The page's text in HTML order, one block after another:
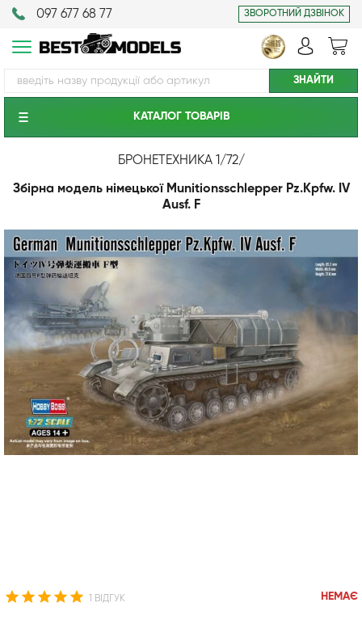
097 677 68 77 ЗВОРОТНИЙ ДЗВІНОК
КАТАЛОГ ТОВАРIВ
БРОНЕТЕХНИКА 1/72/
Збірна модель німецької Munitionsschlepper Pz.Kpfw. IV
Ausf. F
1 ВІДГУК НЕМАЄ